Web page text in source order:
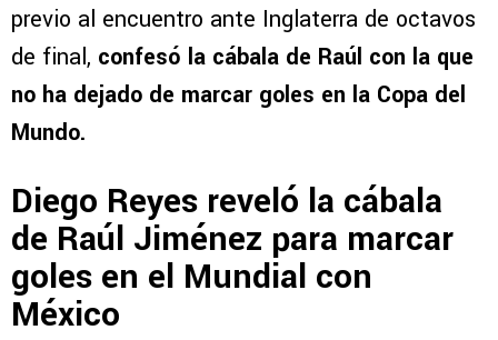
previo al encuentro ante Inglaterra de octavos
de final, confesó la cábala de Raúl con la que
no ha dejado de marcar goles en la Copa del
Mundo.
Diego Reyes reveló la cábala
de Raúl Jiménez para marcar
goles en el Mundial con
México